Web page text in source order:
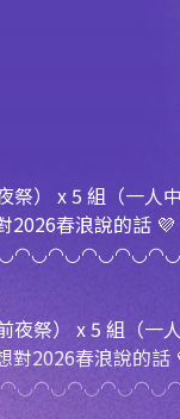
祭） x 5 組（一
春浪說的話